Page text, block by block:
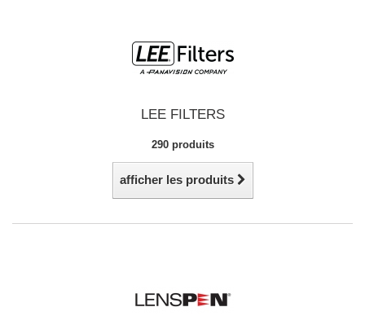
LEE FILTERS
290 produits
afficher les produits